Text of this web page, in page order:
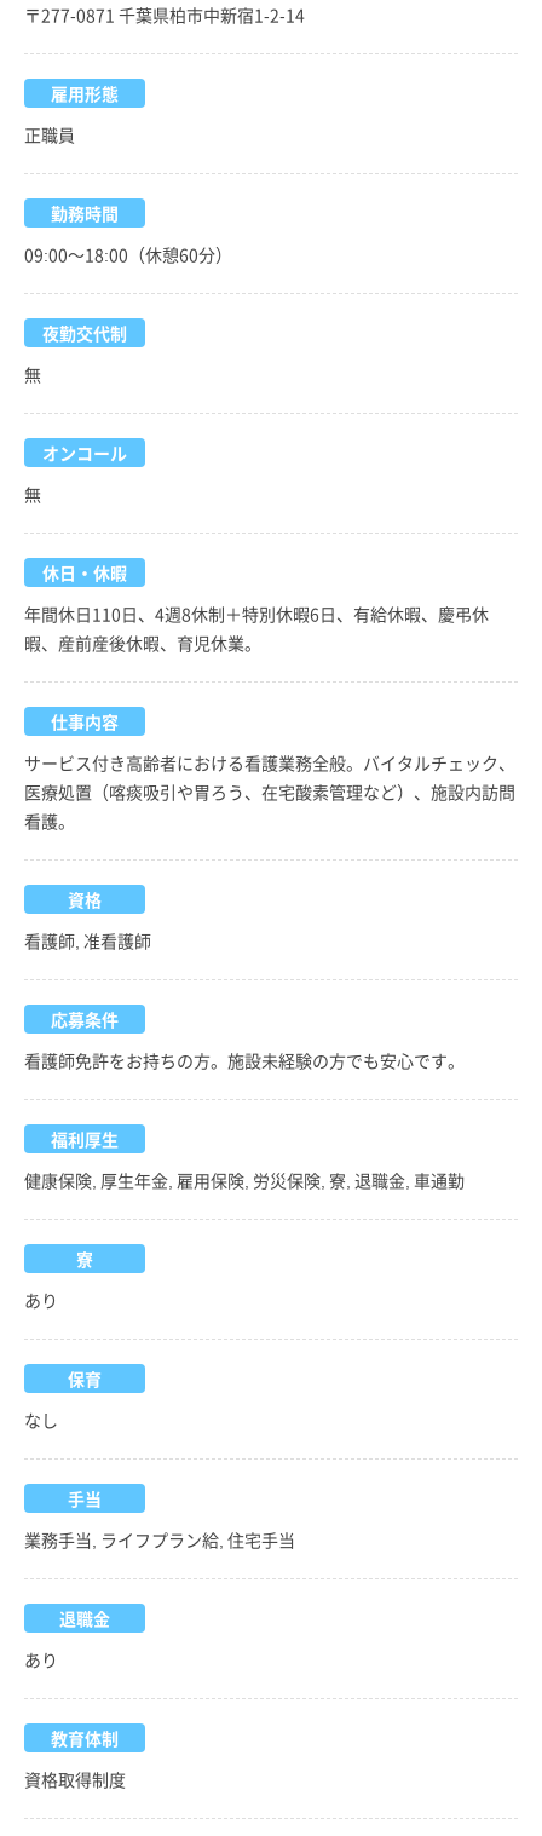
〒277-0871 千葉県柏市中新宿1-2-14
雇用形態
正職員
勤務時間
09:00～18:00（休憩60分）
夜勤交代制
無
オンコール
無
休日・休暇
年間休日110日、4週8休制＋特別休暇6日、有給休暇、慶弔休
暇、産前産後休暇、育児休業。
仕事内容
サービス付き高齢者における看護業務全般。バイタルチェック、
医療処置（喀痰吸引や胃ろう、在宅酸素管理など）、施設内訪問
看護。
資格
看護師, 准看護師
応募条件
看護師免許をお持ちの方。施設未経験の方でも安心です。
福利厚生
健康保険, 厚生年金, 雇用保険, 労災保険, 寮, 退職金, 車通勤
寮
あり
保育
なし
手当
業務手当, ライフプラン給, 住宅手当
退職金
あり
教育体制
資格取得制度